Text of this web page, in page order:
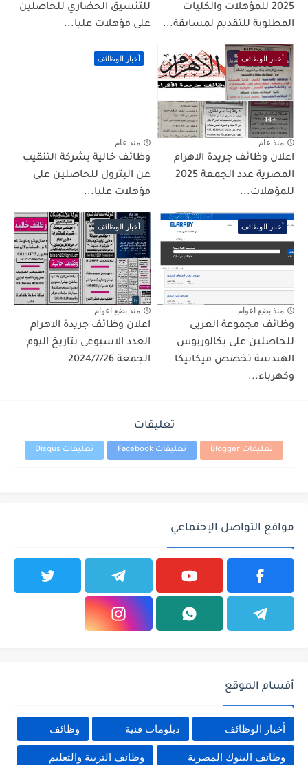
2025 للمؤهلات والكليات
المطلوبة للتقديم لمسابقة...
للتنسيق الحضاري للحاصلين
على مؤهلات عليا...
أخبار الوظائف
منذ عام
اعلان وظائف جريدة الاهرام
المصرية عدد الجمعة 2025
للمؤهلات...
أخبار الوظائف
منذ عام
وظائف خالية بشركة التنقيب
عن البترول للحاصلين على
مؤهلات عليا...
أخبار الوظائف
منذ بضع اعوام
وظائف مجموعة العربى
للحاصلين على بكالوريوس
الهندسة تخصص ميكانيكا
وكهرباء...
أخبار الوظائف
منذ بضع اعوام
اعلان وظائف جريدة الاهرام
العدد الاسبوعى بتاريخ اليوم
الجمعة 2024/7/26
تعليقات
تعليقات Blogger تعليقات Facebook تعليقات Disqus
مواقع التواصل الإجتماعي
أقسام الموقع
أخبار الوظائف دبلومات فنية وظائف
وظائف البنوك المصرية وظائف التربية والتعليم